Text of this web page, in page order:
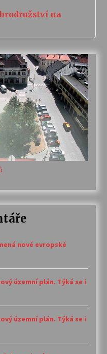
na
nové evropské
územní plán. Týká se i
územní plán. Týká se i